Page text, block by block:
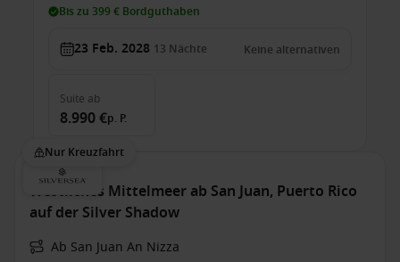
Bis zu 399 € Bordguthaben
23 Feb. 2028 13 Nächte Keine alternativen
Suite ab
8.990 €p. P.
Nur Kreuzfahrt
Westliches Mittelmeer ab San Juan, Puerto Rico
auf der Silver Shadow
Ab San Juan An Nizza